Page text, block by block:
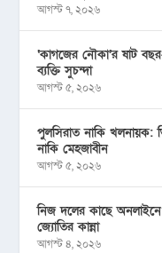
আগস্ট ৭, ২০২৬
‘কাগজের নৌকা’র ষাট
ব্যক্তি সুচন্দা
আগস্ট ৫, ২০২৬
পুলসিরাত নাকি খলনায়ক:
নাকি মেহজাবীন
আগস্ট ৫, ২০২৬
নিজ দলের কাছে অনলাইনে
জ্যোতির কান্না
আগস্ট ৪, ২০২৬